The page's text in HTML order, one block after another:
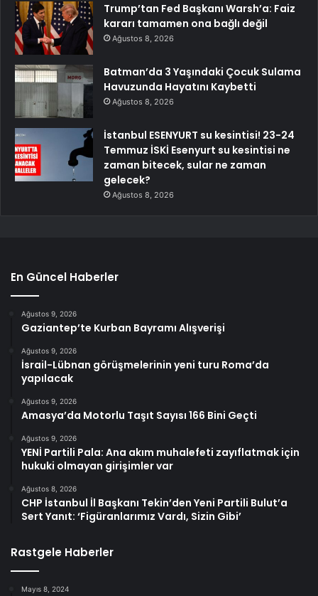
Trump’tan Fed Başkanı Warsh’a: Faiz
kararı tamamen ona bağlı değil
Ağustos 8, 2026
Batman’da 3 Yaşındaki Çocuk Sulama
Havuzunda Hayatını Kaybetti
Ağustos 8, 2026
İstanbul ESENYURT su kesintisi! 23-24
Temmuz İSKİ Esenyurt su kesintisi ne
zaman bitecek, sular ne zaman
gelecek?
Ağustos 8, 2026
En Güncel Haberler
Ağustos 9, 2026
Gaziantep’te Kurban Bayramı Alışverişi
Ağustos 9, 2026
İsrail-Lübnan görüşmelerinin yeni turu Roma’da
yapılacak
Ağustos 9, 2026
Amasya’da Motorlu Taşıt Sayısı 166 Bini Geçti
Ağustos 9, 2026
YENİ Partili Pala: Ana akım muhalefeti zayıflatmak için
hukuki olmayan girişimler var
Ağustos 8, 2026
CHP İstanbul İl Başkanı Tekin’den Yeni Partili Bulut’a
Sert Yanıt: ‘Figüranlarımız Vardı, Sizin Gibi’
Rastgele Haberler
Mayıs 8, 2024